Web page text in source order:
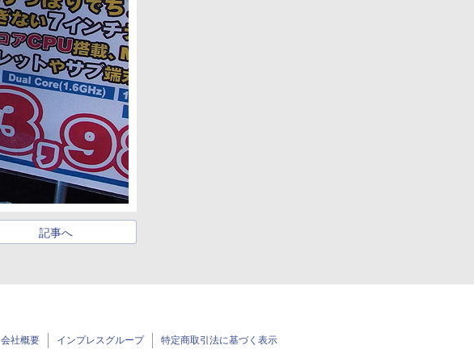
記事へ
会社概要 インプレスグループ 特定商取引法に基づく表示